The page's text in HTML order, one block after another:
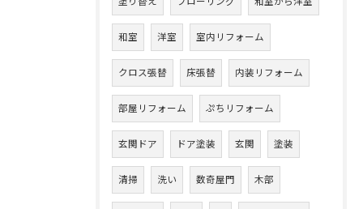
和室 洋室 室内リフォーム
クロス張替 床張替 内装リフォーム
部屋リフォーム ぷちリフォーム
玄関ドア ドア塗装 玄関 塗装
清掃 洗い 数奇屋門 木部